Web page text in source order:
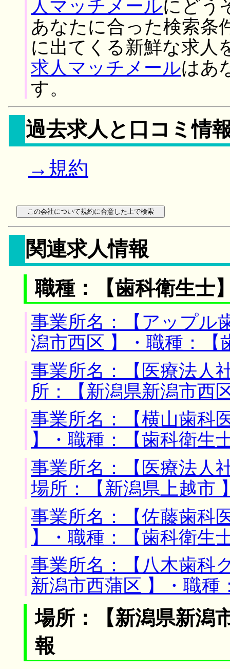
人マッチメールにどう
あなたに合った検索条
に出てくる新鮮な求人
求人マッチメールはあ
す。
過去求人と口コミ情
→規約
関連求人情報
職種：【歯科衛生士
事業所名：【アップル
潟市西区 】・職種：【
事業所名：【医療法
所：【新潟県新潟市西
事業所名：【横山歯科
】・職種：【歯科衛生
事業所名：【医療法
場所：【新潟県上越市
事業所名：【佐藤歯科
】・職種：【歯科衛生
事業所名：【八木歯科
新潟市西蒲区 】・職
場所：【新潟県新潟
報